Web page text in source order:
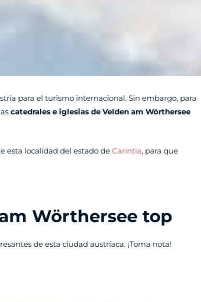
para el turismo internacional. Sin embargo, para
catedrales e iglesias de Velden am Wörthersee
esta localidad del estado de Carintia, para que
Wörthersee top
de esta ciudad austríaca. ¡Toma nota!